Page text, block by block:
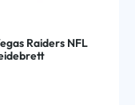
Raiders NFL